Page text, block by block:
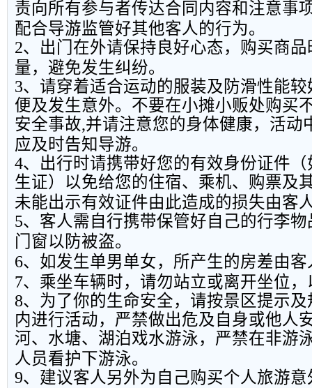
责向所有参与者传达合同内容和注意事
配合导游监管好其他客人的行为。
2、出门在外请保持良好心态，购买商
量，避免发生纠纷。
3、请穿着适合运动的服装及防滑性能
便及发生意外。不要在小摊小贩处购买
安全事故,并请注意您的身体健康，活动
应及时告知导游。
4、出行时请携带好您的有效身份证件
生证）以免给您的住宿、乘机、购票及
未能出示有效证件由此造成的损失由客
5、客人需自行携带保管好自己的行李
门窗以防被盗。
6、如发生单男单女，所产生的房差由客
7、乘坐车辆时，请勿站立或离开坐位
8、为了你的生命安全，请按景区提示
内进行活动，严禁做出危及自身或他人
河、水塘、湖泊戏水游泳，严禁在非游
人员看护下游泳。
9、建议客人另外为自己购买个人旅游